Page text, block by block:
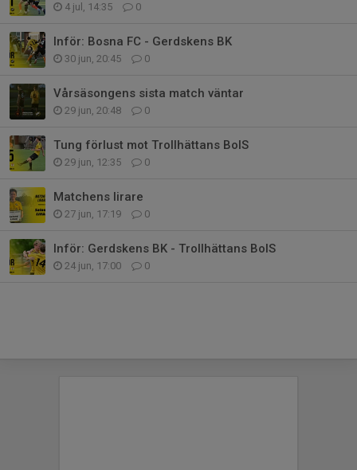
4 jul, 14:35 0
Inför: Bosna FC - Gerdskens BK
30 jun, 20:45 0
Vårsäsongens sista match väntar
29 jun, 20:48 0
Tung förlust mot Trollhättans BoIS
29 jun, 12:35 0
Matchens lirare
27 jun, 17:19 0
Inför: Gerdskens BK - Trollhättans BoIS
24 jun, 17:00 0